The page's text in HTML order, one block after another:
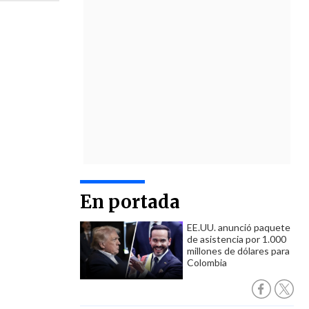
En portada
EE.UU. anunció paquete
de asistencia por 1.000
millones de dólares para
Colombia